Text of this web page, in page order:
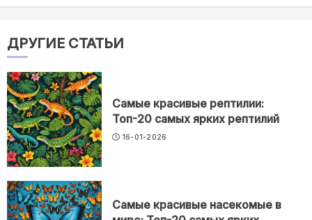
ДРУГИЕ СТАТЬИ
Самые красивые рептилии:
Топ-20 самых ярких рептилий
16-01-2026
Самые красивые насекомые в